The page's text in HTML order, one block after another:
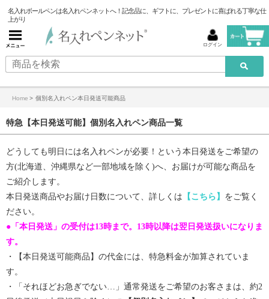
名入れボールペンは名入れペンネットへ！記念品に、ギフトに、プレゼントに喜ばれる丁寧な仕
上がり
ログイン
Home > 個別名入れペン本日発送可能商品
特急【本日発送可能】個別名入れペン商品一覧
どうしても明日には名入れペンが必要！という本日発送をご希望の
方(北海道、沖縄県など一部地域を除く)へ、お届けが可能な商品を
ご紹介します。
本日発送商品やお届け日数について、詳しくは 【こちら】 をご覧く
ださい。
●「本日発送」の受付は13時まで。13時以降は翌日発送扱いになりま
す。
・【本日発送可能商品 】の代金には、特急料金が加算されていま
す。
・「それほどお急ぎでない…」通常発送をご希望のお客さまは、約2